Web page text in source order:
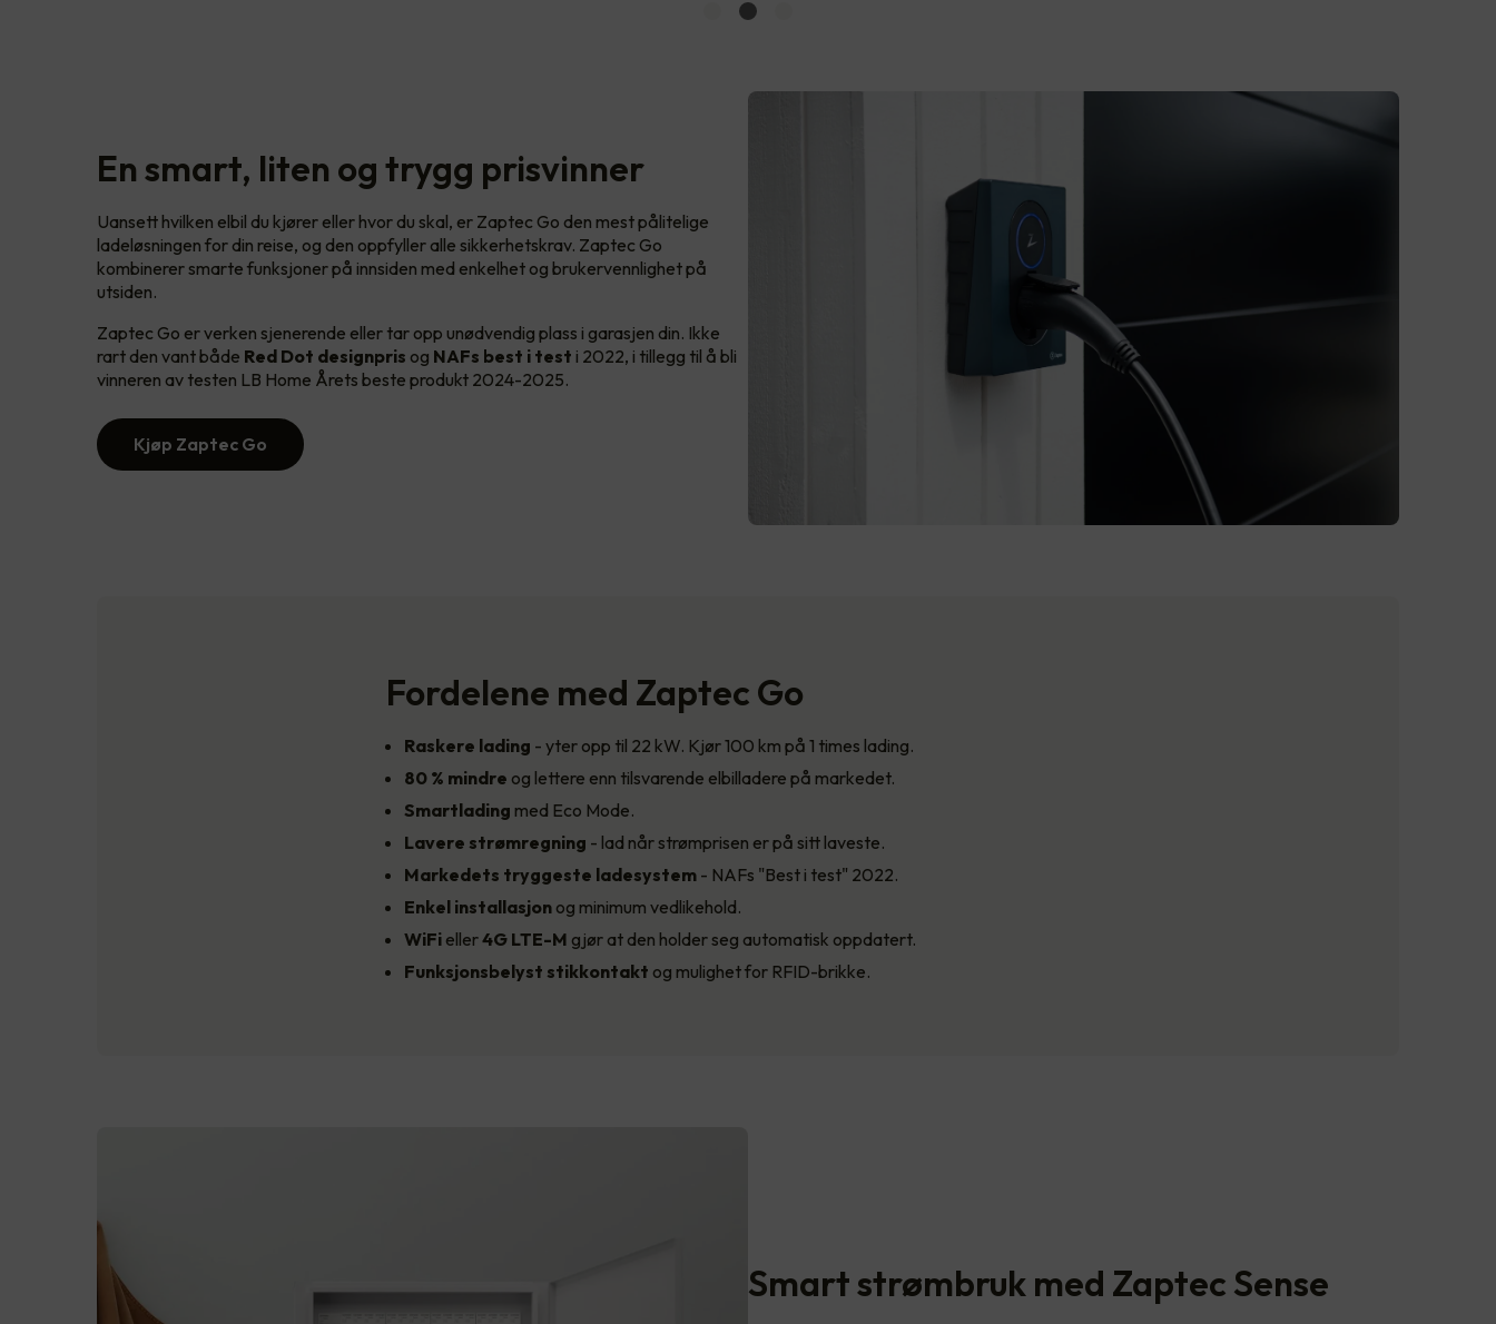
En smart, liten og trygg prisvinner
Uansett hvilken elbil du kjører eller hvor du skal, er Zaptec Go den mest pålitelige
ladeløsningen for din reise, og den oppfyller alle sikkerhetskrav. Zaptec Go
kombinerer smarte funksjoner på innsiden med enkelhet og brukervennlighet på
utsiden.
Zaptec Go er verken sjenerende eller tar opp unødvendig plass i garasjen din. Ikke
rart den vant både Red Dot designpris og NAFs best i test i 2022, i tillegg til å bli
vinneren av testen LB Home Årets beste produkt 2024-2025.
Kjøp Zaptec Go
Fordelene med Zaptec Go
Raskere lading - yter opp til 22 kW. Kjør 100 km på 1 times lading.
80 % mindre og lettere enn tilsvarende elbilladere på markedet.
Smartlading med Eco Mode.
Lavere strømregning - lad når strømprisen er på sitt laveste.
Markedets tryggeste ladesystem - NAFs "Best i test" 2022.
Enkel installasjon og minimum vedlikehold.
WiFi eller4G LTE-M gjør at den holder seg automatisk oppdatert.
Funksjonsbelyst stikkontakt og mulighet for RFID-brikke.
Smart strømbruk med Zaptec Sense